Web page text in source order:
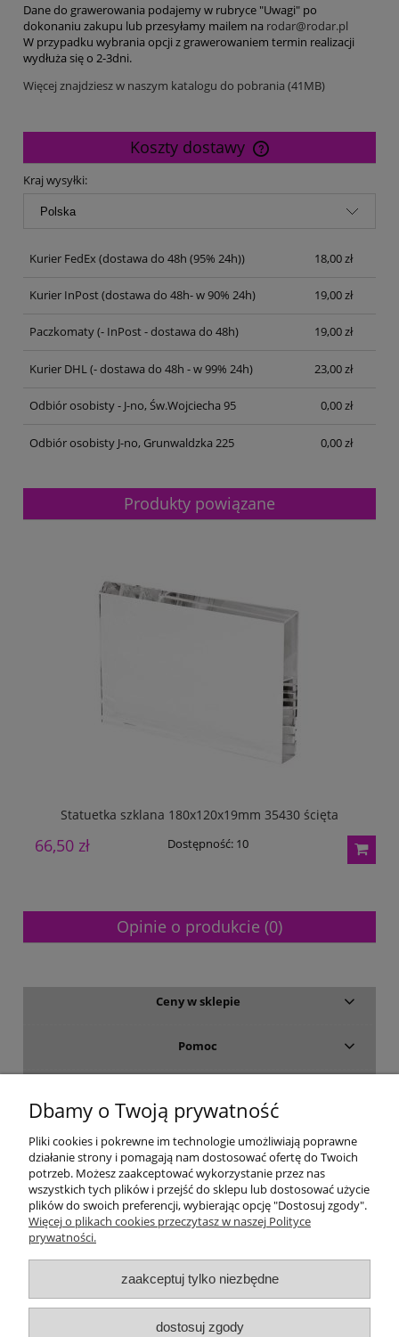
Dane do grawerowania podajemy w rubryce "Uwagi" po
dokonaniu zakupu lub przesyłamy mailem na rodar@rodar.pl
W przypadku wybrania opcji z grawerowaniem termin realizacji
wydłuża się o 2-3dni.
Więcej znajdziesz w naszym katalogu do pobrania (41MB)
Koszty dostawy
Cena nie zawiera ewentualnych kosztów płatności
Kraj wysyłki:
Kurier FedEx(dostawa do 48h (95% 24h)) 18,00 zł
Kurier InPost(dostawa do 48h- w 90% 24h) 19,00 zł
Paczkomaty(- InPost - dostawa do 48h) 19,00 zł
Kurier DHL(- dostawa do 48h - w 99% 24h) 23,00 zł
Odbiór osobisty - J-no, Św.Wojciecha 95 0,00 zł
Odbiór osobisty J-no, Grunwaldzka 225 0,00 zł
Produkty powiązane
Statuetka szklana 180x120x19mm 35430 ścięta
66,50 zł Dostępność: 10
Opinie o produkcie (0)
Ceny w sklepie
Pomoc
Moje konto
Gwarancja i zwroty
O firmie
Dbamy o Twoją prywatność
Pliki cookies i pokrewne im technologie umożliwiają poprawne
działanie strony i pomagają nam dostosować ofertę do Twoich
potrzeb. Możesz zaakceptować wykorzystanie przez nas
wszystkich tych plików i przejść do sklepu lub dostosować użycie
plików do swoich preferencji, wybierając opcję "Dostosuj zgody".
Więcej o plikach cookies przeczytasz w naszej Polityce
prywatności.
zaakceptuj tylko niezbędne
dostosuj zgody